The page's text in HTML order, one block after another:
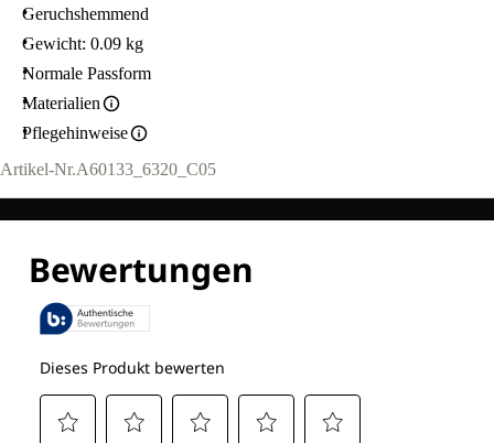
Geruchshemmend
Gewicht: 0.09 kg
Normale Passform
Materialien
Pflegehinweise
Artikel-Nr.A60133_6320_C05